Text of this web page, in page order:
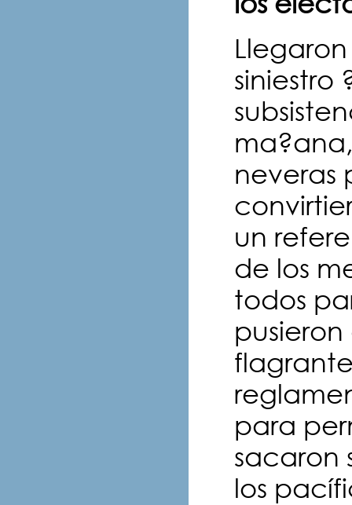
siniestro
neveras
un
de los
todos
para
sacaron
los